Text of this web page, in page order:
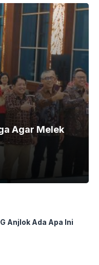
Agar Melek
Anjlok Ada Apa Ini